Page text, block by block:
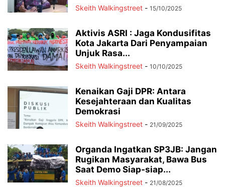
Skeith Walkingstreet - 15/10/2025
Aktivis ASRI : Jaga Kondusifitas
Kota Jakarta Dari Penyampaian
Unjuk Rasa...
Skeith Walkingstreet - 10/10/2025
Kenaikan Gaji DPR: Antara
Kesejahteraan dan Kualitas
Demokrasi
Skeith Walkingstreet - 21/09/2025
Organda Ingatkan SP3JB: Jangan
Rugikan Masyarakat, Bawa Bus
Saat Demo Siap-siap...
Skeith Walkingstreet - 21/08/2025